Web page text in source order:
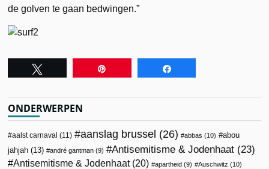
de golven te gaan bedwingen.”
ONDERWERPEN
aalst carnaval (11) aanslag brussel (26) abbas (10)
abou
jahjah (13) andré gantman (9) Antisemitisme & Jodenhaat (23)
Antisemitisme & Jodenhaat(20) apartheid (9) Auschwitz (10)